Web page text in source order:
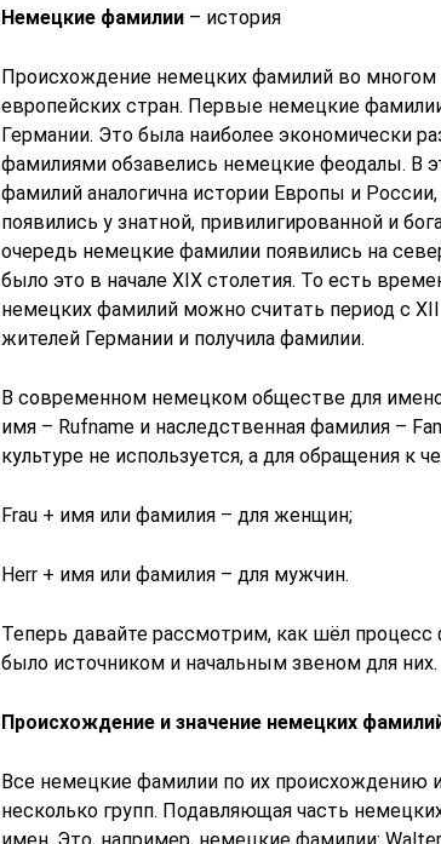
Немецкие фамилии – история
Происхождение немецких фамилий во многом
европейских стран. Первые немецкие
Германии. Это была наиболее экономически
фамилиями обзавелись немецкие феодалы. В
фамилий аналогична истории Европы и
появились у знатной, привилигированной и
очередь немецкие фамилии появились на
было это в начале XIX столетия. То есть
немецких фамилий можно считать период с XII
жителей Германии и получила фамилии.
В современном немецком обществе для
имя – Rufname и наследственная фамилия –
культуре не используется, а для обращения к
Frau + имя или фамилия – для женщин;
Herr + имя или фамилия – для мужчин.
Теперь давайте рассмотрим, как шёл
было источником и начальным звеном для них.
Происхождение и значение немецких
Все немецкие фамилии по их происхождению
несколько групп. Подавляющая часть